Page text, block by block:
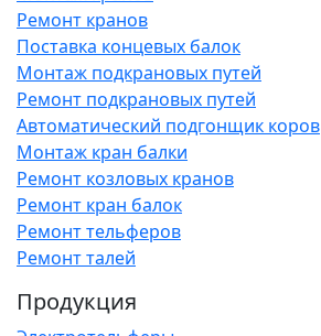
Ремонт кранов
Поставка концевых балок
Монтаж подкрановых путей
Ремонт подкрановых путей
Автоматический подгонщик коров
Монтаж кран балки
Ремонт козловых кранов
Ремонт кран балок
Ремонт тельферов
Ремонт талей
Продукция